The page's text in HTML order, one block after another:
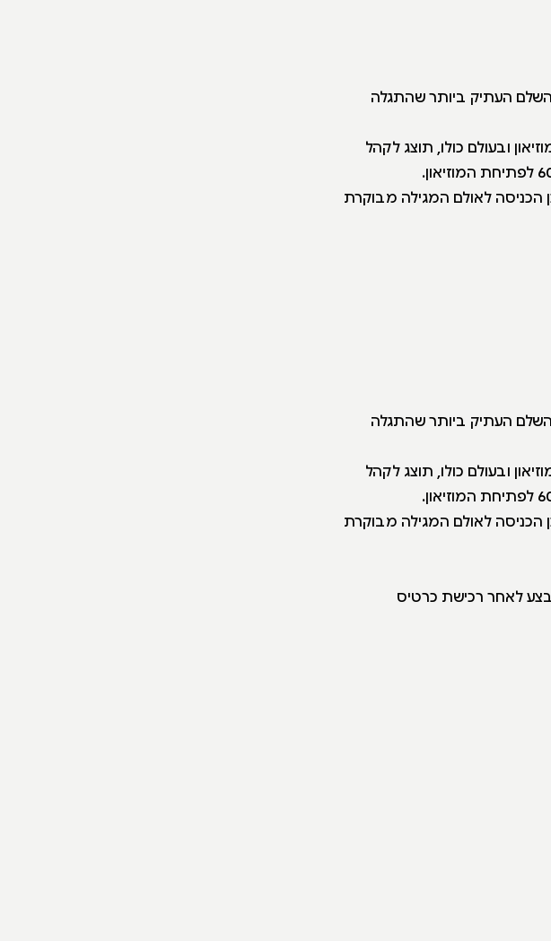
העתיק ביותר שהתגלה
ובעולם כולו, תוצג לקהל
הכניסה לאולם המגילה מבוקרת
העתיק ביותר שהתגלה
ובעולם כולו, תוצג לקהל
הכניסה לאולם המגילה מבוקרת
לאחר רכישת כרטיס